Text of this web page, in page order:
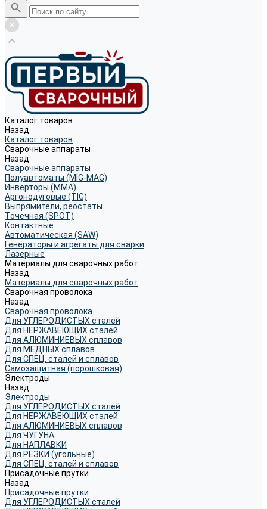
Каталог товаров
Назад
Каталог товаров
Сварочные аппараты
Назад
Сварочные аппараты
Полуавтоматы (MIG-MAG)
Инверторы (MMA)
Аргонодуговые (TIG)
Выпрямители, реостаты
Точечная (SPOT)
Контактные
Автоматическая (SAW)
Генераторы и агрегаты для сварки
Лазерные
Материалы для сварочных работ
Назад
Материалы для сварочных работ
Сварочная проволока
Назад
Сварочная проволока
Для УГЛЕРОДИСТЫХ сталей
Для НЕРЖАВЕЮЩИХ сталей
Для АЛЮМИНИЕВЫХ сплавов
Для МЕДНЫХ сплавов
Для СПЕЦ. сталей и сплавов
Самозащитная (порошковая)
Электроды
Назад
Электроды
Для УГЛЕРОДИСТЫХ сталей
Для НЕРЖАВЕЮЩИХ сталей
Для АЛЮМИНИЕВЫХ сплавов
Для ЧУГУНА
Для НАПЛАВКИ
Для РЕЗКИ (угольные)
Для СПЕЦ. сталей и сплавов
Присадочные прутки
Назад
Присадочные прутки
Для УГЛЕРОДИСТЫХ сталей